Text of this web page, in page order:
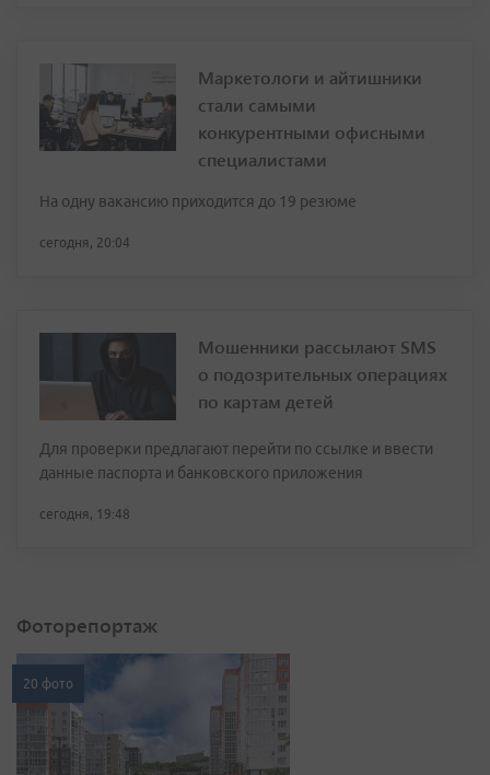
Маркетологи и айтишники
стали самыми
конкурентными офисными
специалистами
На одну вакансию приходится до 19 резюме
сегодня, 20:04
Мошенники рассылают SMS
о подозрительных операциях
по картам детей
Для проверки предлагают перейти по ссылке и ввести
данные паспорта и банковского приложения
сегодня, 19:48
Фоторепортаж
20 фото